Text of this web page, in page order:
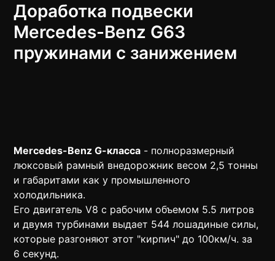
​Доработка подвески
Mercedes-Benz ​G63
пружинами с занижением
Mercedes-Benz G-класса - полноразмерный
люксовый рамный внедорожник весом 2,5 тонны
и габаритами как у промышленного
холодильника.
Его двигатель V8 с рабочим объемом 5.5 литров
и двумя турбинами выдает 544 лошадиные силы,
которые разгоняют этот "кирпич" до 100км/ч. за
6 секунд.